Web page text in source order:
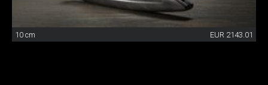
10 cm EUR 2143.01